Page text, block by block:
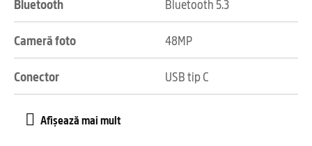
Bluetooth Bluetooth 5.3
Cameră foto 48MP
Conector USB tip C